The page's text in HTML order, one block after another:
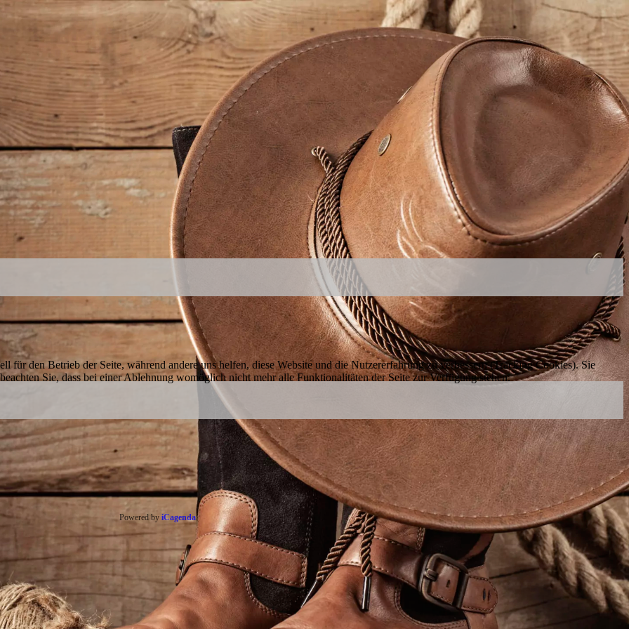
Powered by iCagenda
für den Betrieb der Seite, während andere uns helfen, diese Website und die Nutzererfahrung zu verbessern (Tracking Cookies). Sie
Sie, dass bei einer Ablehnung womöglich nicht mehr alle Funktionalitäten der Seite zur Verfügung stehen.